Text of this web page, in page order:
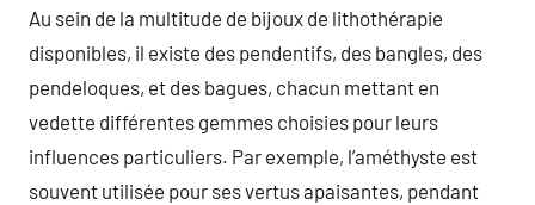
Au sein de la multitude de bijoux de lithothérapie
disponibles, il existe des pendentifs, des bangles, des
pendeloques, et des bagues, chacun mettant en
vedette différentes gemmes choisies pour leurs
influences particuliers. Par exemple, l’améthyste est
souvent utilisée pour ses vertus apaisantes, pendant